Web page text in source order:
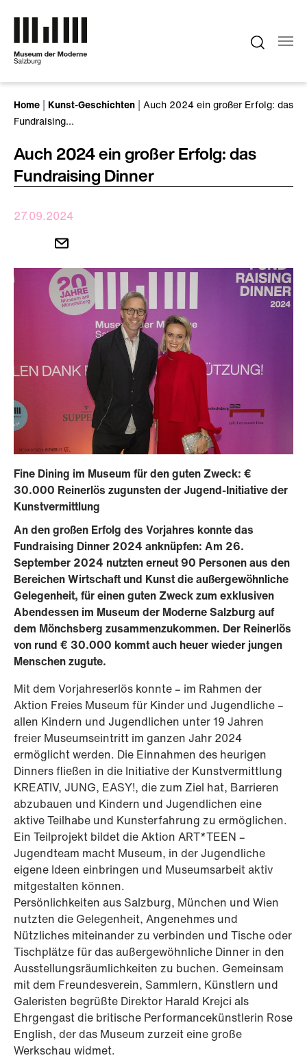
Home Kunst-Geschichten Auch 2024 ein großer Erfolg: das
Fundraising…
Auch 2024 ein großer Erfolg: das
Fundraising Dinner
27.09.2024
Fine Dining im Museum für den guten Zweck: €
30.000 Reinerlös zugunsten der Jugend-Initiative der
Kunstvermittlung
An den großen Erfolg des Vorjahres konnte das
Fundraising Dinner 2024 anknüpfen: Am 26.
September 2024 nutzten erneut 90 Personen aus den
Bereichen Wirtschaft und Kunst die außergewöhnliche
Gelegenheit, für einen guten Zweck zum exklusiven
Abendessen im Museum der Moderne Salzburg auf
dem Mönchsberg zusammenzukommen. Der Reinerlös
von rund € 30.000 kommt auch heuer wieder jungen
Menschen zugute.
Mit dem Vorjahreserlös konnte – im Rahmen der
Aktion Freies Museum für Kinder und Jugendliche –
allen Kindern und Jugendlichen unter 19 Jahren
freier Museumseintritt im ganzen Jahr 2024
ermöglicht werden. Die Einnahmen des heurigen
Dinners fließen in die Initiative der Kunstvermittlung
KREATIV, JUNG, EASY!, die zum Ziel hat, Barrieren
abzubauen und Kindern und Jugendlichen eine
aktive Teilhabe und Kunsterfahrung zu ermöglichen.
Ein Teilprojekt bildet die Aktion ART*TEEN –
Jugendteam macht Museum, in der Jugendliche
eigene Ideen einbringen und Museumsarbeit aktiv
mitgestalten können.
Persönlichkeiten aus Salzburg, München und Wien
nutzten die Gelegenheit, Angenehmes und
Nützliches miteinander zu verbinden und Tische oder
Tischplätze für das außergewöhnliche Dinner in den
Ausstellungsräumlichkeiten zu buchen. Gemeinsam
mit dem Freundesverein, Sammlern, Künstlern und
Galeristen begrüßte Direktor Harald Krejci als
Ehrgengast die britische Performancekünstlerin Rose
English, der das Museum zurzeit eine große
Werkschau widmet.